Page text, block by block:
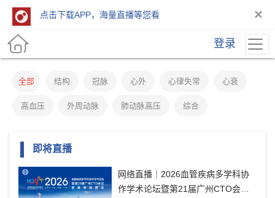
点击下载APP，海量直播等您看 ×
登录
全部 结构 冠脉 心外 心律失常 心衰
高血压 外周动脉 肺动脉高压 综合
即将直播
网络直播｜2026血管疾病多学科协
作学术论坛暨第21届广州CTO会议